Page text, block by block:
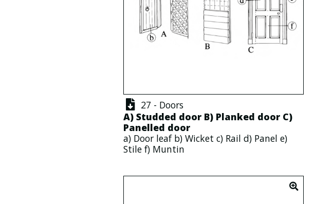
27 - Doors
A) Studded doorB) Planked doorC)
Panelled door
a) Door leafb) Wicket c) Rail d) Panel e)
Stilef) Muntin